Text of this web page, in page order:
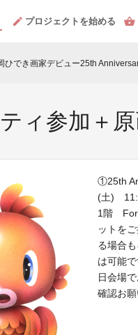
プロジェクトを始める
ひでき画家デビュー25th
ィ参加＋
①25th
(土)
1階
ットを
る場合
は可能
日会場
確認お願